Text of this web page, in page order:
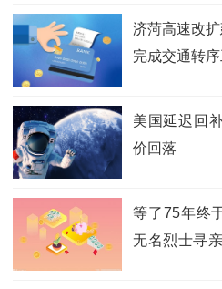
济菏高速改
完成交通转
美国延迟回
价回落
等了75年终
无名烈士寻